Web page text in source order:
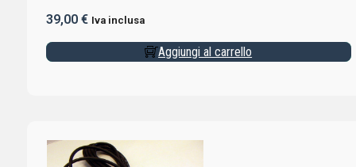
39,00 € Iva inclusa
Aggiungi al carrello